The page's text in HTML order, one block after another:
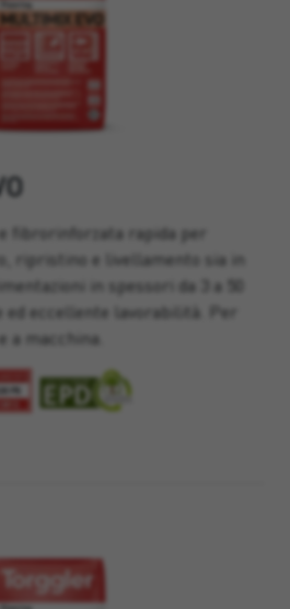
fibrorinforzata rapida per
ripristino e livellamento sia in
in spessori da 3 a 50
ed eccellente lavorabilità. Per
a macchina.